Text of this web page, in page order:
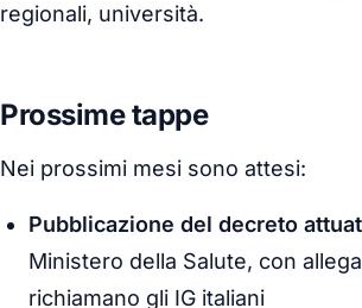
regionali, università.
Prossime tappe
Nei prossimi mesi sono attesi:
Pubblicazione del decreto
Ministero della Salute, con
richiamano gli IG italiani